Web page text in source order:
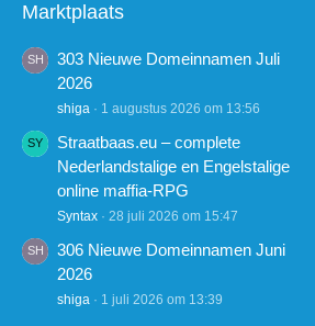
Marktplaats
303 Nieuwe Domeinnamen Juli
2026
shiga 1 augustus 2026 om 13:56
Straatbaas.eu – complete
Nederlandstalige en Engelstalige
online maffia-RPG
Syntax 28 juli 2026 om 15:47
306 Nieuwe Domeinnamen Juni
2026
shiga 1 juli 2026 om 13:39